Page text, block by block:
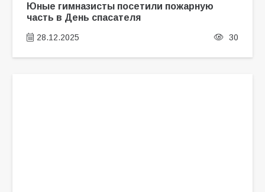
Юные гимназисты посетили пожарную
часть в День спасателя
28.12.2025 30